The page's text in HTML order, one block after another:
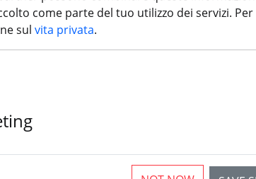
come parte del tuo utilizzo dei servizi.
sul vita privata.